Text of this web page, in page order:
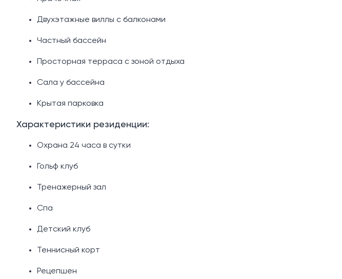
Двухэтажные виллы с балконами
Частный бассейн
Просторная терраса с зоной отдыха
Сала у бассейна
Крытая парковка
Характеристики резиденции:
Охрана 24 часа в сутки
Гольф клуб
Тренажерный зал
Спа
Детский клуб
Теннисный корт
Рецепшен